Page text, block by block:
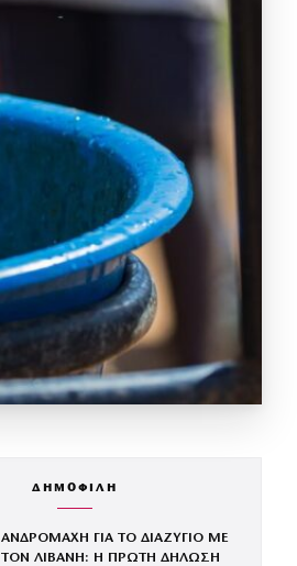
ΔΗΜΟΦΙΛΗ
ΑΝΔΡΟΜΑΧΗ ΓΙΑ ΤΟ ΔΙΑΖΥΓΙΟ ΜΕ
ΤΟΝ ΛΙΒΑΝΗ: Η ΠΡΩΤΗ ΔΗΛΩΣΗ